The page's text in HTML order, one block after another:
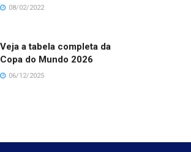
08/02/2022
Veja a tabela completa da
Copa do Mundo 2026
06/12/2025